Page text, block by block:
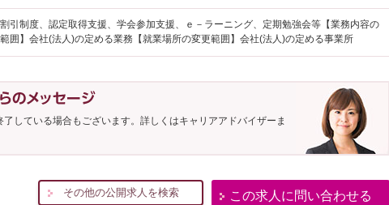
引制度、認定取得支援、学会参加支援、ｅ－ラーニング、定期勉強会等【業務内容の
囲】会社(法人)の定める業務【就業場所の変更範囲】会社(法人)の定める事業所
している場合もございます。詳しくはキャリアアドバイザーま
その他の公開求人を検索 この求人に問い合わせる